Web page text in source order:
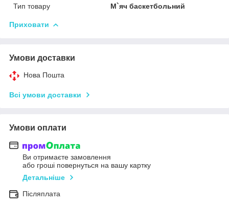
Тип товару
М`яч баскетбольний
Приховати
Умови доставки
Нова Пошта
Всі умови доставки
Умови оплати
Ви отримаєте замовлення
або гроші повернуться на вашу картку
Детальніше
Післяплата